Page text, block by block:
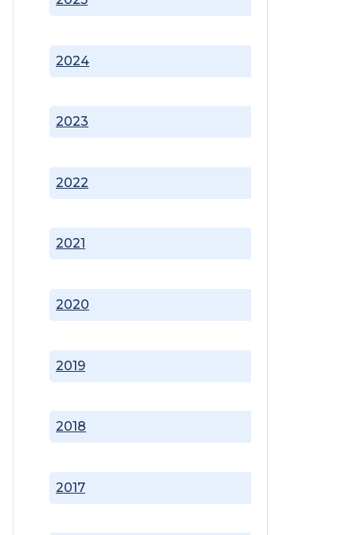
2017
2018
2019
2020
2021
2022
2023
2024